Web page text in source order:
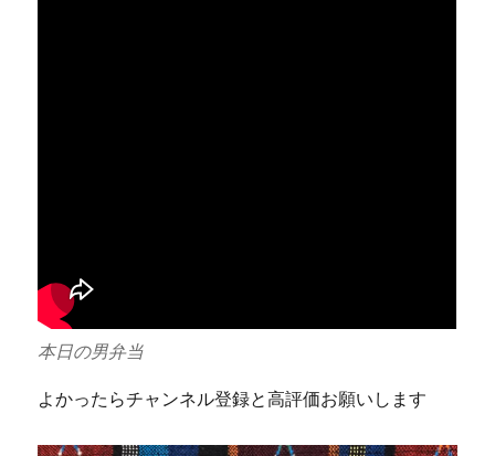
本日の男弁当
よかったらチャンネル登録と高評価お願いします